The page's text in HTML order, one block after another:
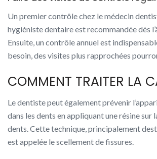
Un premier contrôle chez le médecin
hygiéniste dentaire est recommandée dès
Ensuite, un contrôle annuel est
besoin, des visites plus rapprochées
COMMENT TRAITER LA
Le dentiste peut également prévenir
dans les dents en appliquant une résine sur
dents. Cette technique, principalement
est appelée le scellement de fissures.